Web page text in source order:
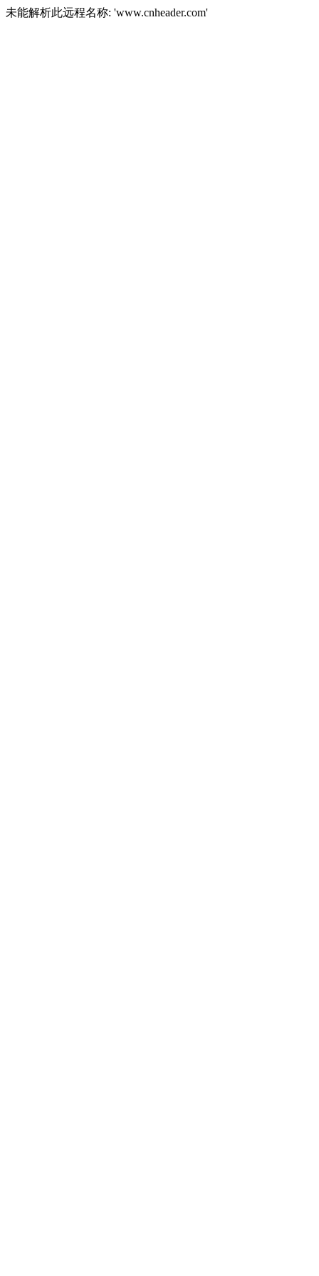
未能解析此远程名称: 'www.cnheader.com'